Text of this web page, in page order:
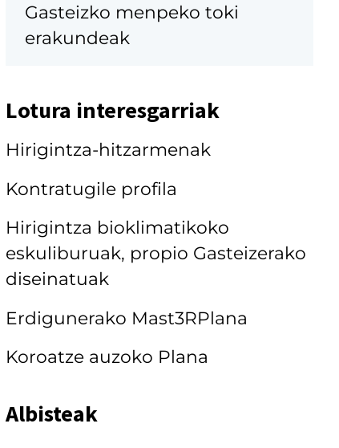
Gasteizko menpeko toki
erakundeak
Lotura interesgarriak
Hirigintza-hitzarmenak
Kontratugile profila
Hirigintza bioklimatikoko
eskuliburuak, propio Gasteizerako
diseinatuak
Erdigunerako Mast3RPlana
Koroatze auzoko Plana
Albisteak